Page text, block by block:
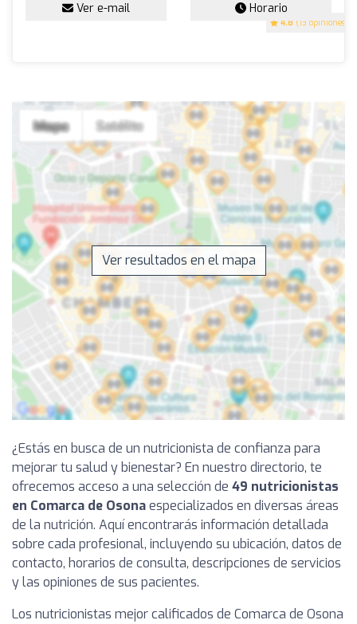
4.8 (13 opiniones)
Ver e-mail Horario
Ver resultados en el mapa
¿Estás en busca de un nutricionista de confianza para
mejorar tu salud y bienestar? En nuestro directorio, te
ofrecemos acceso a una selección de 49 nutricionistas
en Comarca de Osonaespecializados en diversas áreas
de la nutrición. Aquí encontrarás información detallada
sobre cada profesional, incluyendo su ubicación, datos de
contacto, horarios de consulta, descripciones de servicios
y las opiniones de sus pacientes.
Los nutricionistas mejor calificados de Comarca de Osona